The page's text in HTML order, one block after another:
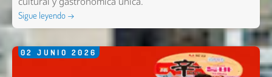
Sigue leyendo →
02 JUNIO 2026